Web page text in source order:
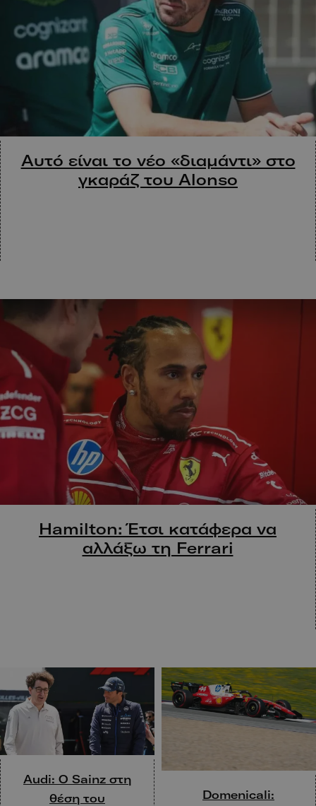
Αυτό είναι το νέο «διαμάντι» στο
γκαράζ του Alonso
Hamilton: Έτσι κατάφερα να
αλλάξω τη Ferrari
Audi: O Sainz στη
θέση του
Domenicali: